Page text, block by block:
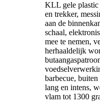
KLL gele plastic
en trekker,
aan de
schaal,
mee te nemen,
herhaaldelijk
barbecue,
lang en intens,
vlam tot 1300